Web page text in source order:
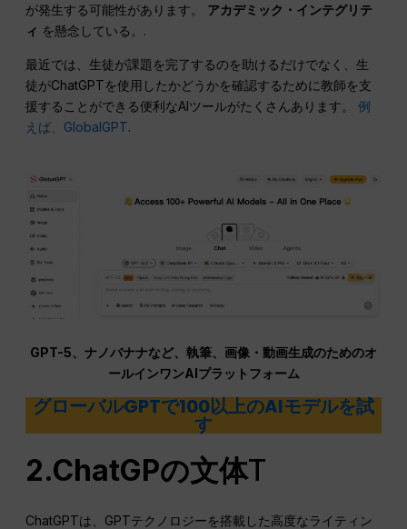
が発生する可能性があります。 アカデミック・インテグリテ
ィ を懸念している。.
最近では、生徒が課題を完了するのを助けるだけでなく、生
徒がChatGPTを使用したかどうかを確認するために教師を支
援することができる便利なAIツールがたくさんあります。例
えば、GlobalGPT.
GPT-5、ナノバナナなど、執筆、画像・動画生成のためのオ
ールインワンAIプラットフォーム
グローバルGPTで100以上のAIモデルを試
す
2.ChatGPの文体T
ChatGPTは、GPTテクノロジーを搭載した高度なライティン